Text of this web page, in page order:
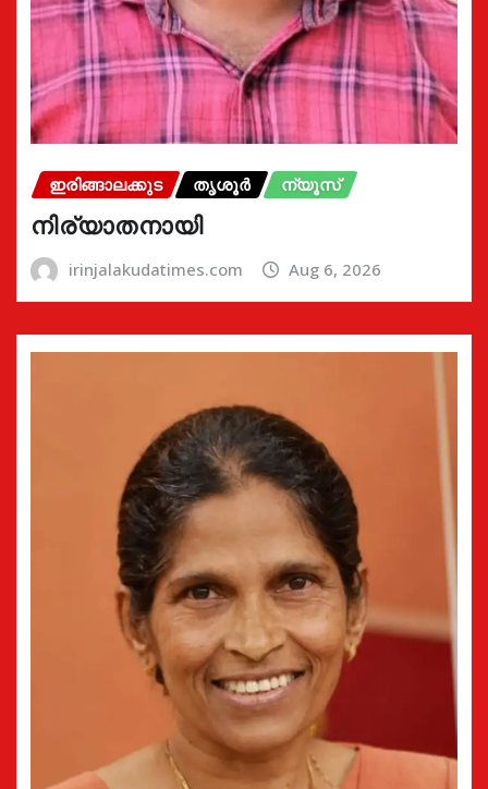
ഇരിങ്ങാലക്കുട തൃശൂർ ന്യൂസ്
നിര്യാതനായി
irinjalakudatimes.com Aug 6, 2026